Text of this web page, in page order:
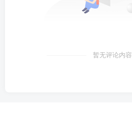
暂无评论内容